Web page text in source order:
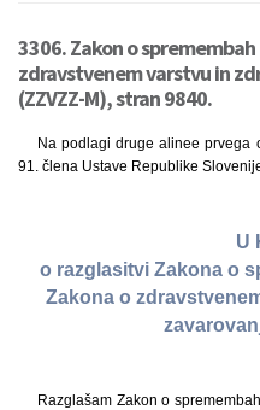
3306. Zakon o
zdravstvenem varstvu in
(ZZVZZ-M), stran 9840.
Na podlagi druge alinee prvega
91. člena Ustave Republike
U
o razglasitvi Zakona o
Zakona o
Razglašam Zakon o